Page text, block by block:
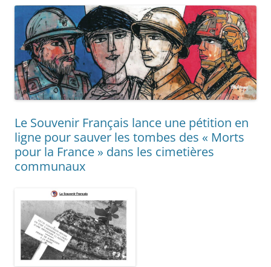
Le Souvenir Français lance une pétition en
ligne pour sauver les tombes des « Morts
pour la France » dans les cimetières
communaux